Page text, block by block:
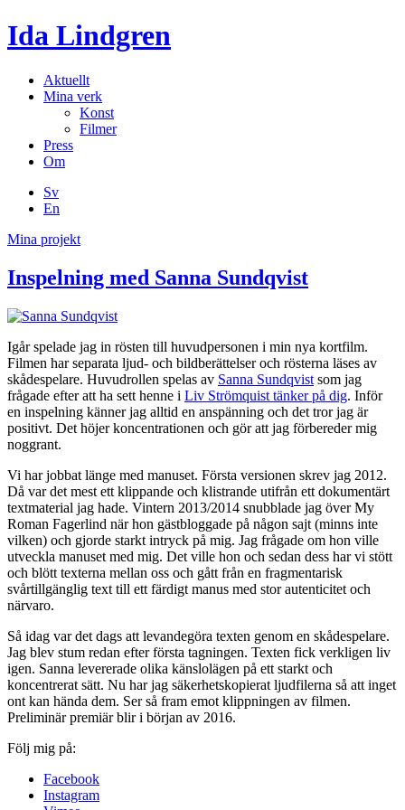
Ida Lindgren
Aktuellt
Mina verk
Konst
Filmer
Press
Om
Sv
En
Mina projekt
Inspelning med Sanna Sundqvist
Igår spelade jag in rösten till huvudpersonen i min nya kortfilm.
Filmen har separata ljud- och bildberättelser och rösterna läses av
skådespelare. Huvudrollen spelas av Sanna Sundqvist som jag
frågade efter att ha sett henne i Liv Strömquist tänker på dig. Inför
en inspelning känner jag alltid en anspänning och det tror jag är
positivt. Det höjer koncentrationen och gör att jag förbereder mig
noggrant.
Vi har jobbat länge med manuset. Första versionen skrev jag 2012.
Då var det mest ett klippande och klistrande utifrån ett dokumentärt
textmaterial jag hade. Vintern 2013/2014 snubblade jag över My
Roman Fagerlind när hon gästbloggade på någon sajt (minns inte
vilken) och gjorde starkt intryck på mig. Jag frågade om hon ville
utveckla manuset med mig. Det ville hon och sedan dess har vi stött
och blött texterna mellan oss och gått från en fragmentarisk
svårtillgänglig text till ett färdigt manus med stor autenticitet och
närvaro.
Så idag var det dags att levandegöra texten genom en skådespelare.
Jag blev stum redan efter första tagningen. Texten fick verkligen liv
igen. Sanna levererade olika känslolägen på ett starkt och
koncentrerat sätt. Nu har jag säkerhetskopierat ljudfilerna så att inget
ont kan hända dem. Ser så fram emot klippningen av filmen.
Preliminär premiär blir i början av 2016.
Följ mig på:
Facebook
Instagram